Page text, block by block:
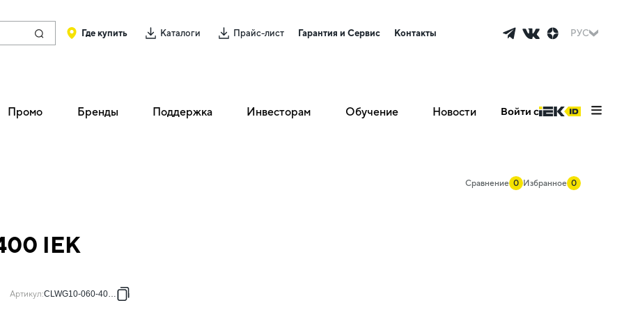
Где купить Каталоги Прайс-лист Гарантия и Сервис Контакты РУС
Промо Бренды Поддержка Инвесторам Обучение Новости Войти с
Сравнение 0 Избранное 0
IEK
Артикул:CLWG10-060-400-3